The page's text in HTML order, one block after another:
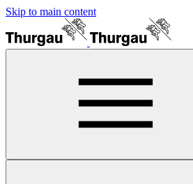
Skip to main content